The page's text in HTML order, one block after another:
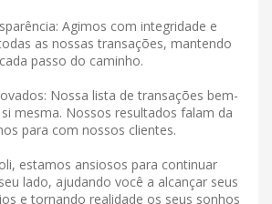
Agimos com integridade e
as nossas transações, mantendo
passo do caminho.
Nossa lista de transações bem-
mesma. Nossos resultados falam da
para com nossos clientes.
estamos ansiosos para continuar
lado, ajudando você a alcançar seus
e tornando realidade os seus sonhos